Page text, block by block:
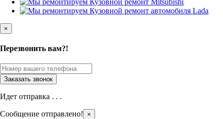
×
Перезвонить вам?!
Идет отправка . . .
Сообщение отправлено!
×